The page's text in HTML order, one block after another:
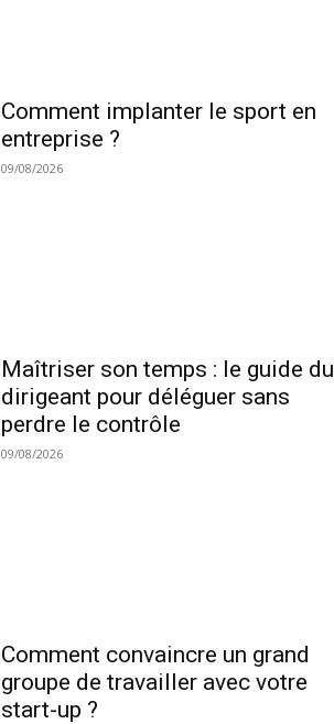
Comment implanter le sport en
entreprise ?
09/08/2026
Maîtriser son temps : le guide du
dirigeant pour déléguer sans
perdre le contrôle
09/08/2026
Comment convaincre un grand
groupe de travailler avec votre
start-up ?